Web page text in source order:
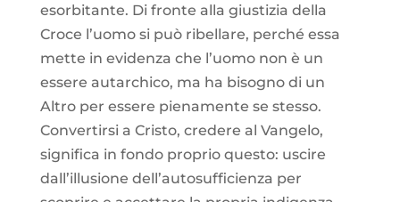
esorbitante. Di fronte alla giustizia della
Croce l’uomo si può ribellare, perché essa
mette in evidenza che l’uomo non è un
essere autarchico, ma ha bisogno di un
Altro per essere pienamente se stesso.
Convertirsi a Cristo, credere al Vangelo,
significa in fondo proprio questo: uscire
dall’illusione dell’autosufficienza per